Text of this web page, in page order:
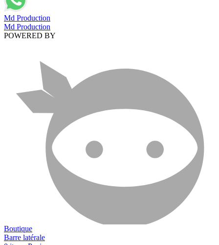
Md Production
Md Production
POWERED BY
Boutique
Barre latérale